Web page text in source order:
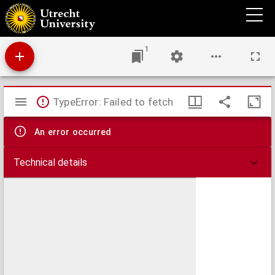
Het mirakel van het Heilig Bloed te Boxmeer : zijne geschiedenis, beteekenis en zijne
vruchten : met litanieën en gebeden
1
Mirador
viewer
TypeError: Failed to fetch
An error occurred
Technical details